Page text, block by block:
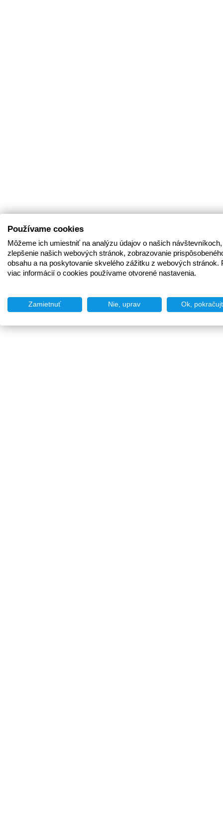
Používame cookies
Môžeme ich umiestniť na analýzu údajov o našich
zlepšenie našich webových stránok, zobrazovanie
obsahu a na poskytovanie skvelého zážitku z webových stránok.
viac informácií o cookies používame otvorené nastavenia.
Zamietnuť Nie, uprav Ok,